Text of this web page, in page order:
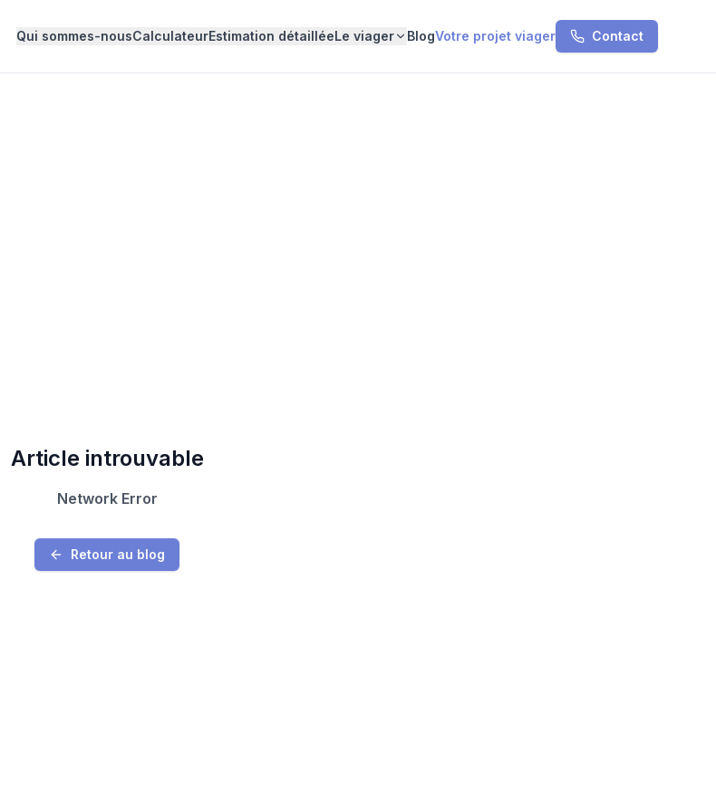
Qui sommes-nousCalculateurEstimation détailléeLe viager BlogVotre projet viager Contact
Article introuvable
Network Error
Retour au blog